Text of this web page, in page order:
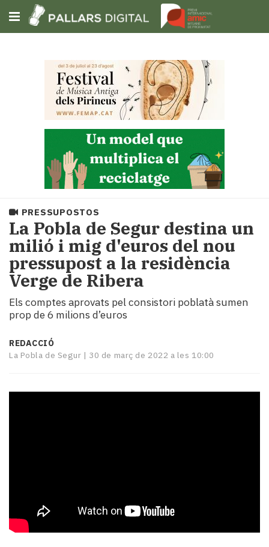
Subscriu-t'hi
Portada
Societat
Política
i
municipis
Economia
i
turisme
Cultura
Esports
tant!
TV
mitjans
teva!
PRESSUPOSTOS
La Pobla de Segur destina un
milió i mig d'euros del nou
pressupost a la residència
Verge de Ribera
Els comptes aprovats pel consistori poblatà sumen
prop de 6 milions d’euros
REDACCIÓ
La Pobla de Segur | 30 de març de 2022 a les 10:00